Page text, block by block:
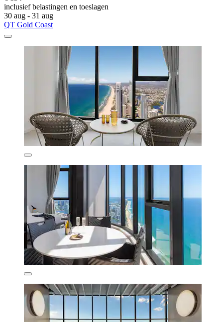
inclusief belastingen en toeslagen
30 aug - 31 aug
QT Gold Coast